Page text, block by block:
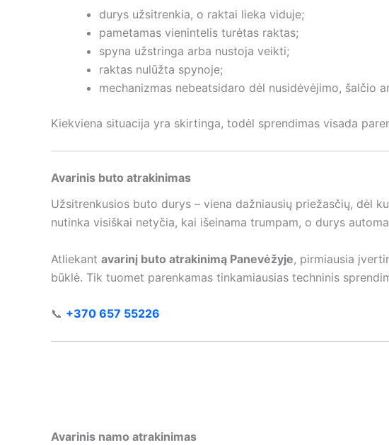
durys užsitrenkia, o raktai lieka viduje;
pametamas vienintelis turėtas raktas;
spyna užstringa arba nustoja veikti;
raktas nulūžta spynoje;
mechanizmas nebeatsidaro dėl nusidėvėjimo, šalčio
Kiekviena situacija yra skirtinga, todėl sprendimas visada
Avarinis buto atrakinimas
Užsitrenkusios buto durys – viena dažniausių priežasčių, dėl
nutinka visiškai netyčia, kai išeinama trumpam, o durys
Atliekant avarinį buto atrakinimą Panevėžyje, pirmiausia
būklė. Tik tuomet parenkamas tinkamiausias techninis
📞 +370 657 55226
Avarinis namo atrakinimas